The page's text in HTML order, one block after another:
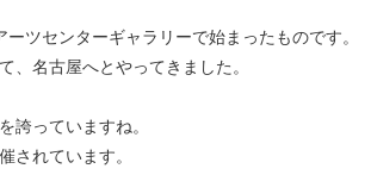
ツセンターギャラリーで始まったものです。
、名古屋へとやってきました。
誇っていますね。
されています。